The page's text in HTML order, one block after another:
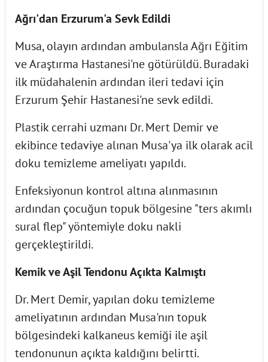
Ağrı'dan Erzurum'a Sevk Edildi
Musa, olayın ardından ambulansla Ağrı Eğitim
ve Araştırma Hastanesi'ne götürüldü. Buradaki
ilk müdahalenin ardından ileri tedavi için
Erzurum Şehir Hastanesi'ne sevk edildi.
Plastik cerrahi uzmanı Dr. Mert Demir ve
ekibince tedaviye alınan Musa'ya ilk olarak acil
doku temizleme ameliyatı yapıldı.
Enfeksiyonun kontrol altına alınmasının
ardından çocuğun topuk bölgesine "ters akımlı
sural flep" yöntemiyle doku nakli
gerçekleştirildi.
Kemik ve Aşil Tendonu Açıkta Kalmıştı
Dr. Mert Demir, yapılan doku temizleme
ameliyatının ardından Musa'nın topuk
bölgesindeki kalkaneus kemiği ile aşil
tendonunun açıkta kaldığını belirtti.